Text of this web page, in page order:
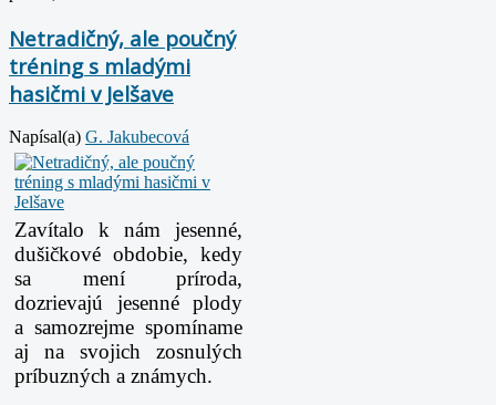
Netradičný, ale poučný
tréning s mladými
hasičmi v Jelšave
Napísal(a) G. Jakubecová
Zavítalo k nám jesenné,
dušičkové obdobie, kedy
sa mení príroda,
dozrievajú jesenné plody
a samozrejme spomíname
aj na svojich zosnulých
príbuzných a známych.